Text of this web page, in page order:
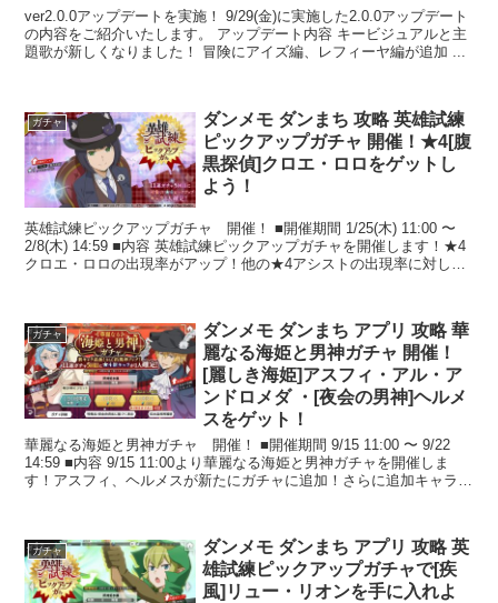
ver2.0.0アップデートを実施！ 9/29(金)に実施した2.0.0アップデート
の内容をご紹介いたします。 アップデート内容 キービジュアルと主
題歌が新しくなりました！ 冒険にアイズ編、レフィーヤ編が追加 ...
ガチャ
ダンメモ ダンまち 攻略 英雄試練
ピックアップガチャ 開催！★4[腹
黒探偵]クロエ・ロロをゲットし
よう！
英雄試練ピックアップガチャ 開催！ ■開催期間 1/25(木) 11:00 〜
2/8(木) 14:59 ■内容 英雄試練ピックアップガチャを開催します！★4
クロエ・ロロの出現率がアップ！他の★4アシストの出現率に対して
ガチャ
ダンメモ ダンまち アプリ 攻略 華
麗なる海姫と男神ガチャ 開催！
[麗しき海姫]アスフィ・アル・ア
ンドロメダ ・[夜会の男神]ヘルメ
スをゲット！
華麗なる海姫と男神ガチャ 開催！ ■開催期間 9/15 11:00 〜 9/22
14:59 ■内容 9/15 11:00より華麗なる海姫と男神ガチャを開催しま
す！アスフィ、ヘルメスが新たにガチャに追加！さらに追加キャラは
ガチャ
ダンメモ ダンまち アプリ 攻略 英
雄試練ピックアップガチャで[疾
風]リュー・リオンを手に入れよ